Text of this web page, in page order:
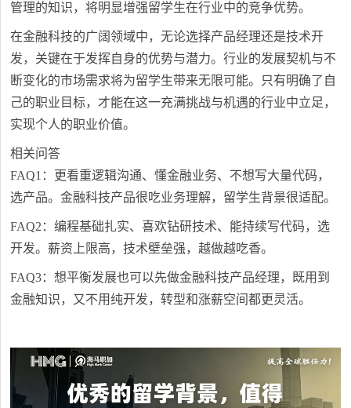
管理的知识，将明显增强留学生在行业中的竞争优势。
在金融科技的广阔领域中，无论选择产品经理还是技术开
发，关键在于发挥自身的优势与潜力。行业的发展契机与不
断变化的市场需求将为留学生带来无限可能。只有明确了自
己的职业目标，才能在这一充满挑战与机遇的行业中立足，
实现个人的职业价值。
相关问答
FAQ1：更看重逻辑沟通、懂金融业务、不想写大量代码，
选产品。金融科技产品很吃业务理解，留学生背景很适配。
FAQ2：编程基础扎实、喜欢钻研技术、能持续写代码，选
开发。薪资上限高，技术壁垒强，越做越吃香。
FAQ3：想平衡发展也可以先做金融科技产品经理，既用到
金融知识，又不用纯开发，转型和涨薪空间都更灵活。